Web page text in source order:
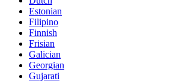
Estonian
Filipino
Finnish
Frisian
Galician
Georgian
Gujarati